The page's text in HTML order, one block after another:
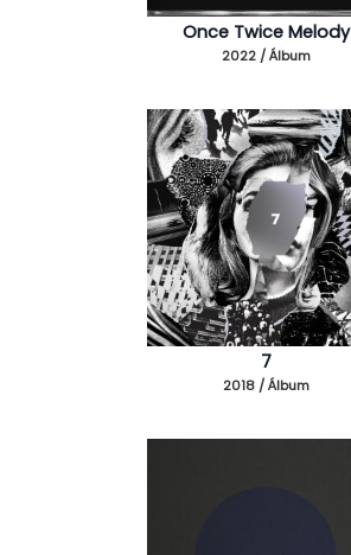
Once Twice Melody
2022 / Álbum
7
2018 / Álbum